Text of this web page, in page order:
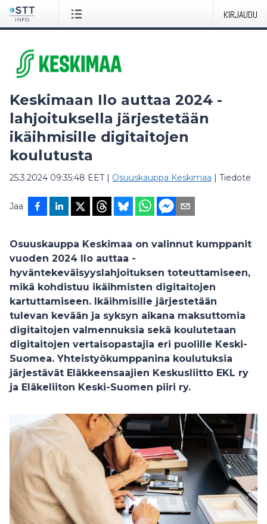
KIRJAUDU
Keskimaan Ilo auttaa 2024 -
lahjoituksella järjestetään
ikäihmisille digitaitojen
koulutusta
25.3.2024 09:35:48 EET| Osuuskauppa Keskimaa | Tiedote
Jaa
Osuuskauppa Keskimaa on valinnut kumppanit
vuoden 2024 Ilo auttaa -
hyväntekeväisyyslahjoituksen toteuttamiseen,
mikä kohdistuu ikäihmisten digitaitojen
kartuttamiseen. Ikäihmisille järjestetään
tulevan kevään ja syksyn aikana maksuttomia
digitaitojen valmennuksia sekä koulutetaan
digitaitojen vertaisopastajia eri puolille Keski-
Suomea. Yhteistyökumppanina koulutuksia
järjestävät Eläkkeensaajien Keskusliitto EKL ry
ja Eläkeliiton Keski-Suomen piiri ry.